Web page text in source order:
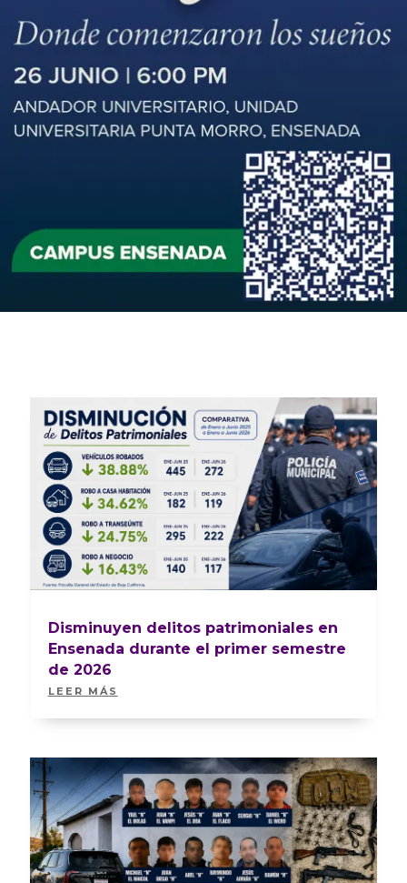
Disminuyen delitos patrimoniales en
Ensenada durante el primer semestre
de 2026
LEER MÁS